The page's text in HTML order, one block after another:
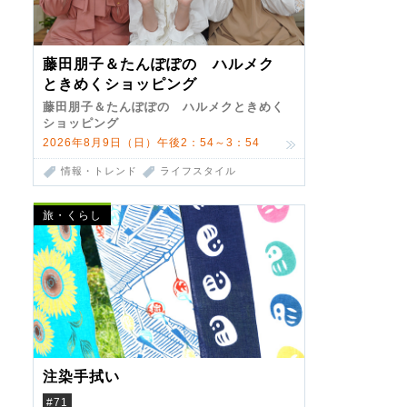
藤田朋子＆たんぽぽの ハルメク
ときめくショッピング
藤田朋子＆たんぽぽの ハルメクときめく
ショッピング
2026年8月9日（日）午後2：54～3：54
情報・トレンド ライフスタイル
旅・くらし
注染手拭い
#71